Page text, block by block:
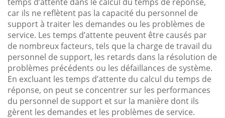
car ils ne reflètent pas la capacité du personnel de
support à traiter les demandes ou les problèmes de
service. Les temps d’attente peuvent être causés par
de nombreux facteurs, tels que la charge de travail du
personnel de support, les retards dans la résolution de
problèmes précédents ou les défaillances de système.
En excluant les temps d’attente du calcul du temps de
réponse, on peut se concentrer sur les performances
du personnel de support et sur la manière dont ils
gèrent les demandes et les problèmes de service.